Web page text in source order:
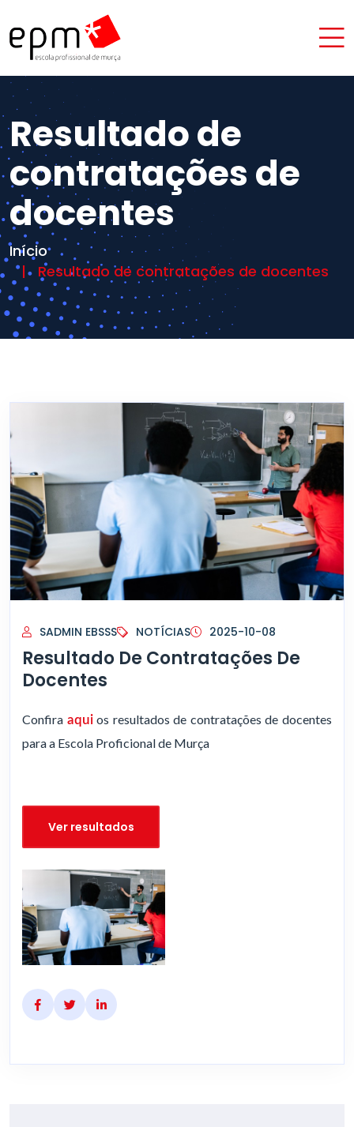
Resultado de
contratações de
docentes
Início
Resultado de contratações de docentes
SADMIN EBSSS NOTÍCIAS 2025-10-08
Resultado De Contratações De
Docentes
Confira aquios resultados de contratações de docentes
para a Escola Proficional de Murça
Ver resultados